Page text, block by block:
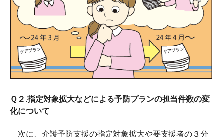
Ｑ２.指定対象拡大などによる予防プランの担当件数の変
化について
次に、介護予防支援の指定対象拡大や要支援者の３分